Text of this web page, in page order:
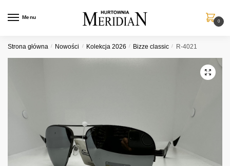
Menu
0
Strona główna / Nowości / Kolekcja 2026 / Bizze classic / R-4021